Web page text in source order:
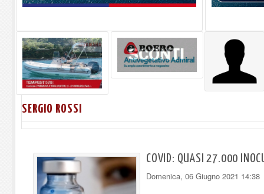
SERGIO ROSSI
COVID: QUASI 27.000
Domenica, 06 Giugno 2021 14:38